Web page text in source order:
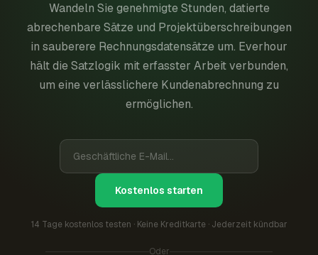
Wandeln Sie genehmigte Stunden, datierte
abrechenbare Sätze und Projektüberschreibungen
in sauberere Rechnungsdatensätze um. Everhour
hält die Satzlogik mit erfasster Arbeit verbunden,
um eine verlässlichere Kundenabrechnung zu
ermöglichen.
Kostenlos starten
14 Tage kostenlos testen · Keine Kreditkarte · Jederzeit kündbar
Oder